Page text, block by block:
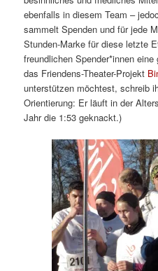
ebenfalls in diesem Team –
sammelt Spenden und für jede
Stunden-Marke für diese letzte
freundlichen Spender*innen
das Friendens-Theater-Projekt
unterstützen möchtest, schreib
Orientierung: Er läuft in der
Jahr die 1:53 geknackt.)